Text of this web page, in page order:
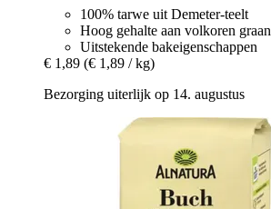
100% tarwe uit Demeter-teelt
Hoog gehalte aan volkoren graan
Uitstekende bakeigenschappen
€ 1,89 (€ 1,89 / kg)
Bezorging uiterlijk op 14. augustus